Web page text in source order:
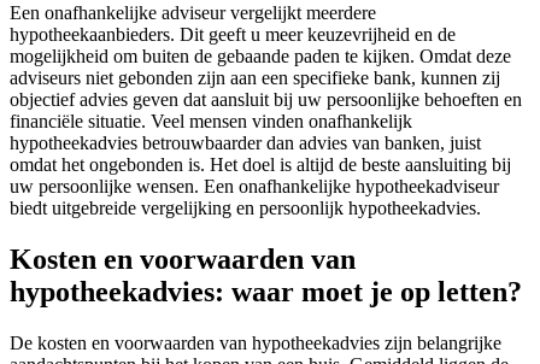
Een onafhankelijke adviseur vergelijkt meerdere
hypotheekaanbieders. Dit geeft u meer keuzevrijheid en de
mogelijkheid om buiten de gebaande paden te kijken. Omdat deze
adviseurs niet gebonden zijn aan een specifieke bank, kunnen zij
objectief advies geven dat aansluit bij uw persoonlijke behoeften en
financiële situatie. Veel mensen vinden onafhankelijk
hypotheekadvies betrouwbaarder dan advies van banken, juist
omdat het ongebonden is. Het doel is altijd de beste aansluiting bij
uw persoonlijke wensen. Een onafhankelijke hypotheekadviseur
biedt uitgebreide vergelijking en persoonlijk hypotheekadvies.
Kosten en voorwaarden van
hypotheekadvies: waar moet je op letten?
De kosten en voorwaarden van hypotheekadvies zijn belangrijke